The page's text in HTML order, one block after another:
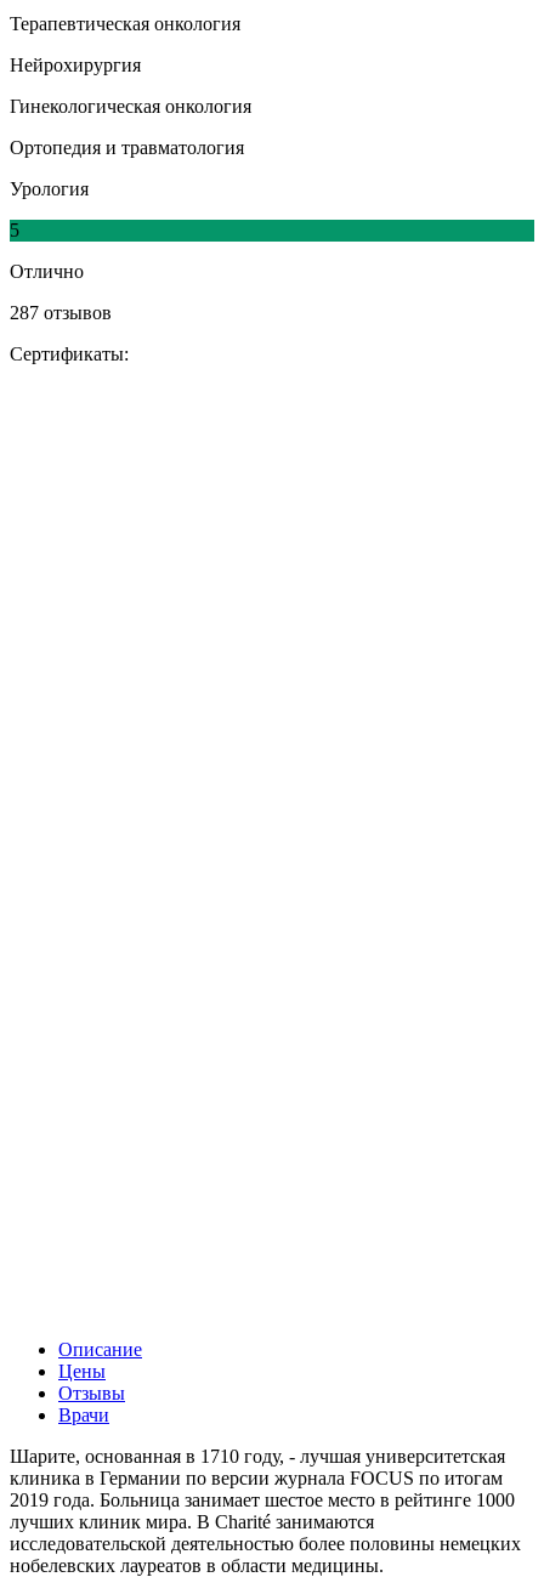
Терапевтическая онкология
Нейрохирургия
Гинекологическая онкология
Ортопедия и травматология
Урология
5
Отлично
287 отзывов
Сертификаты:
Описание
Цены
Отзывы
Врачи
Шарите, основанная в 1710 году, - лучшая университетская
клиника в Германии по версии журнала FOCUS по итогам
2019 года. Больница занимает шестое место в рейтинге 1000
лучших клиник мира. В Charité занимаются
исследовательской деятельностью более половины немецких
нобелевских лауреатов в области медицины.